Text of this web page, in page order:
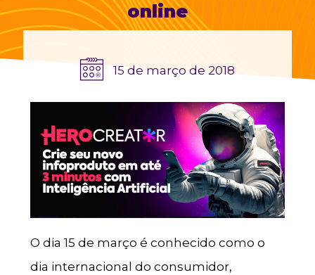
online
15 de março de 2018
O dia 15 de março é conhecido como o
dia internacional do consumidor,